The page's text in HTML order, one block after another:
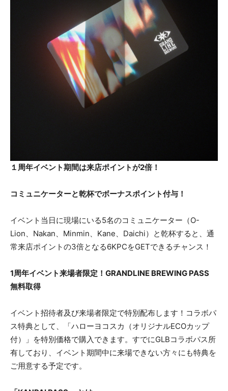
１周年イベント期間は来店ポイントが2倍！
コミュニケーターと乾杯でボーナスポイント付与！
イベント当日に現場にいる5名のコミュニケーター（O-
Lion、Nakan、Minmin、Kane、Daichi）と乾杯すると、通
常来店ポイントの3倍となる6KPCをGETできるチャンス！
1周年イベント来場者限定！GRANDLINE BREWING PASS
無料取得
イベント招待者及び来場者限定で特別配布します！コラボパ
ス特典として、「ハローヨコスカ（オリジナルECOカップ
付）」を特別価格で購入できます。すでにGLBコラボパス所
有しており、イベント期間中に来場できない方々にも特典を
ご用意する予定です。